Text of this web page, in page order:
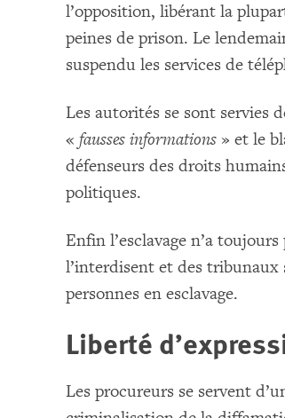
l’opposition, libérant la
peines de prison. Le
suspendu les services de
Les autorités se sont servies
«fausses informations » et le
défenseurs des droits
politiques.
Enfin l’esclavage n’a
l’interdisent et des tribunaux
personnes en esclavage.
Liberté
Les procureurs se servent